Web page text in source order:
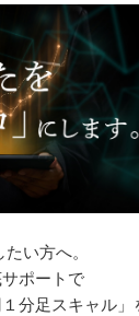
い方へ。
ポートで
分足スキャル」